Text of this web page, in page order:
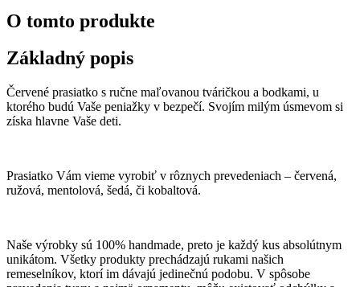
O tomto produkte
Základný popis
Červené prasiatko s ručne maľovanou tváričkou a bodkami, u
ktorého budú Vaše peniažky v bezpečí. Svojím milým úsmevom si
získa hlavne Vaše deti.
Prasiatko Vám vieme vyrobiť v rôznych prevedeniach – červená,
ružová, mentolová, šedá, či kobaltová.
Naše výrobky sú 100% handmade, preto je každý kus absolútnym
unikátom. Všetky produkty prechádzajú rukami našich
remeselníkov, ktorí im dávajú jedinečnú podobu. V spôsobe